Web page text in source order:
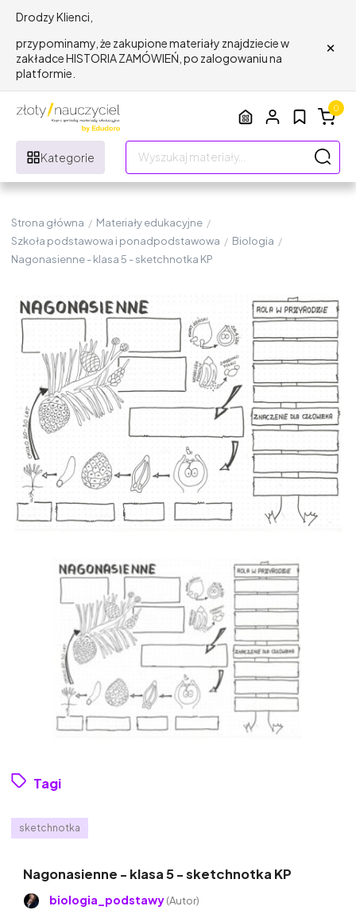
Drodzy Klienci,
przypominamy, że zakupione materiały znajdziecie w
zakładce HISTORIA ZAMÓWIEŃ, po zalogowaniu na
platformie.
×
Kategorie
0
Strona główna / Materiały edukacyjne /
Szkoła podstawowa i ponadpodstawowa / Biologia /
Nagonasienne - klasa 5 - sketchnotka KP
Tagi
sketchnotka
Nagonasienne - klasa 5 - sketchnotka KP
biologia_podstawy(Autor)